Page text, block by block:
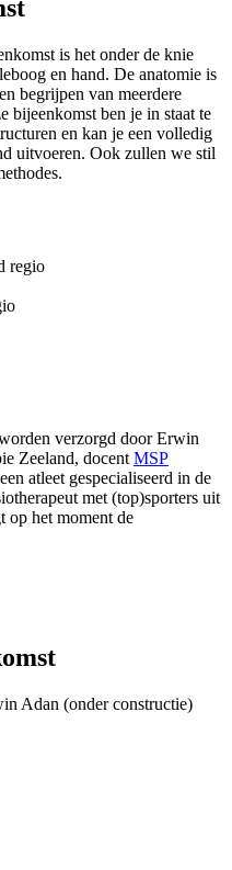
is het onder de knie
en hand. De anatomie is
begrijpen van meerdere
bijeenkomst ben je in staat te
en kan je een volledig
uitvoeren. Ook zullen we stil
regio
verzorgd door Erwin
Zeeland, docent MSP
atleet gespecialiseerd in de
met (top)sporters uit
op het moment de
Adan (onder constructie)